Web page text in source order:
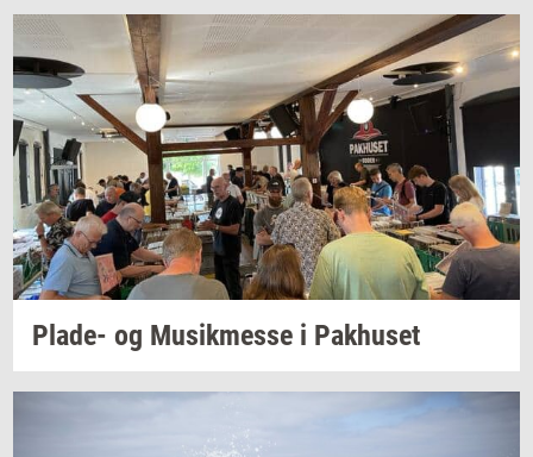
Plade-​ og Mu­sik­mes­se i Pak­hu­set